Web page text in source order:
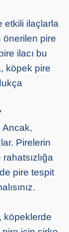
etkili ilaçlarla
önerilen pire
ilacı bu
köpek pire
Ancak,
Pirelerin
pire tespit
köpeklerde